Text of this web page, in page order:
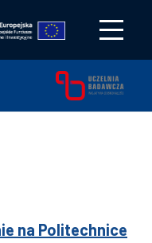
na Politechnice